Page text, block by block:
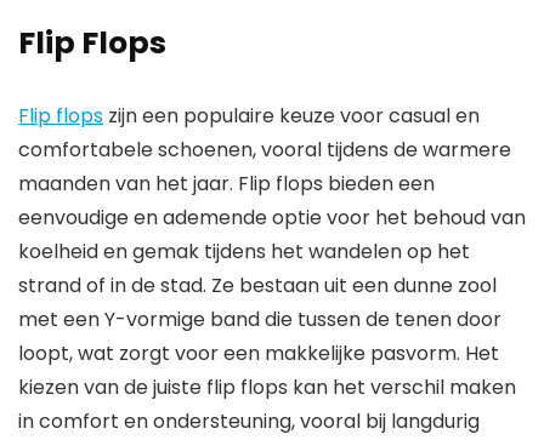
Flip Flops
Flip flops zijn een populaire keuze voor casual en
comfortabele schoenen, vooral tijdens de warmere
maanden van het jaar. Flip flops bieden een
eenvoudige en ademende optie voor het behoud van
koelheid en gemak tijdens het wandelen op het
strand of in de stad. Ze bestaan uit een dunne zool
met een Y-vormige band die tussen de tenen door
loopt, wat zorgt voor een makkelijke pasvorm. Het
kiezen van de juiste flip flops kan het verschil maken
in comfort en ondersteuning, vooral bij langdurig